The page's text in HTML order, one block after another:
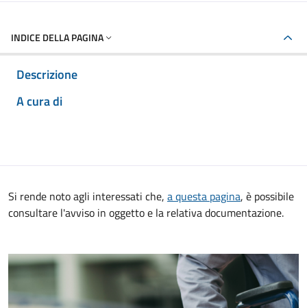
INDICE DELLA PAGINA
Descrizione
A cura di
Si rende noto agli interessati che, a questa pagina, è possibile
consultare l'avviso in oggetto e la relativa documentazione.